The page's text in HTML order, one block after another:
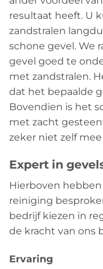
resultaat heeft. U
zandstralen
schone gevel. We
gevel goed te
met zandstralen.
dat het bepaalde
Bovendien is het
met zacht
zeker niet zelf mee
Expert in
Hierboven
reiniging
bedrijf kiezen in
de kracht van ons
Ervaring